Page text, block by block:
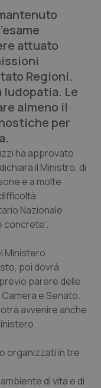
attuato
Regioni.
ludopatia. Le
almeno il
per
ha approvato
il Ministro, di
e a molte
Nazionale
Ministero
poi dovrà
parere delle
e Senato.
avvenire anche
organizzati in tre
di vita e di